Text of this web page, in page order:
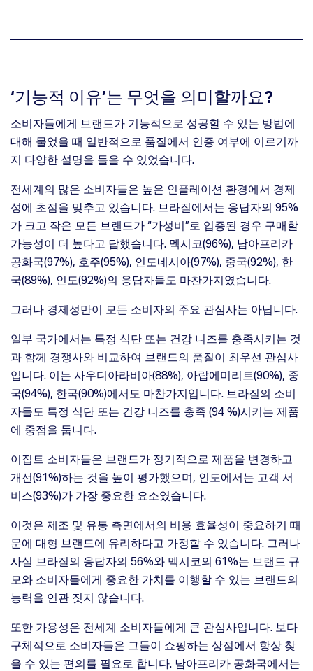
‘기능적 이유’는 무엇을 의미할까요?
소비자들에게 브랜드가 기능적으로 성공할 수 있는 방법에
대해 물었을 때 일반적으로 품질에서 인증 여부에 이르기까
지 다양한 설명을 들을 수 있었습니다.
전세계의 많은 소비자들은 높은 인플레이션 환경에서 경제
성에 초점을 맞추고 있습니다. 브라질에서는 응답자의 95%
가 크고 작은 모든 브랜드가 “가성비”로 입증된 경우 구매할
가능성이 더 높다고 답했습니다. 멕시코(96%), 남아프리카
공화국(97%), 호주(95%), 인도네시아(97%), 중국(92%), 한
국(89%), 인도(92%)의 응답자들도 마찬가지였습니다.
그러나 경제성만이 모든 소비자의 주요 관심사는 아닙니다.
일부 국가에서는 특정 식단 또는 건강 니즈를 충족시키는 것
과 함께 경쟁사와 비교하여 브랜드의 품질이 최우선 관심사
입니다. 이는 사우디아라비아(88%), 아랍에미리트(90%), 중
국(94%), 한국(90%)에서도 마찬가지입니다. 브라질의 소비
자들도 특정 식단 또는 건강 니즈를 충족 (94 %)시키는 제품
에 중점을 둡니다.
이집트 소비자들은 브랜드가 정기적으로 제품을 변경하고
개선(91%)하는 것을 높이 평가했으며, 인도에서는 고객 서
비스(93%)가 가장 중요한 요소였습니다.
이것은 제조 및 유통 측면에서의 비용 효율성이 중요하기 때
문에 대형 브랜드에 유리하다고 가정할 수 있습니다. 그러나
사실 브라질의 응답자의 56%와 멕시코의 61%는 브랜드 규
모와 소비자들에게 중요한 가치를 이행할 수 있는 브랜드의
능력을 연관 짓지 않습니다.
또한 가용성은 전세계 소비자들에게 큰 관심사입니다. 보다
구체적으로 소비자들은 그들이 쇼핑하는 상점에서 항상 찾
을 수 있는 편의를 필요로 합니다. 남아프리카 공화국에서는